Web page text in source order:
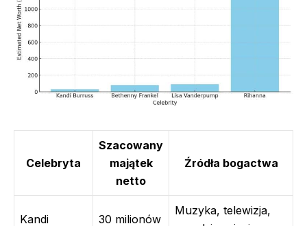
Celebryta
Szacowany
majątek
netto
Źródła bogactwa
Kandi
30 milionów
Muzyka, telewizja,